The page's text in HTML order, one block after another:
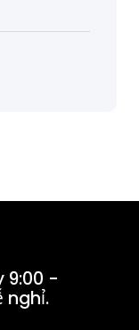
9:00 -
nghỉ.